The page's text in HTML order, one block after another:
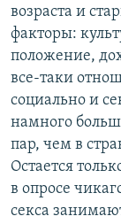
возраста и
факторы:
положение,
все-таки
социально и
намного
пар, чем в
Остается
в опросе
секса